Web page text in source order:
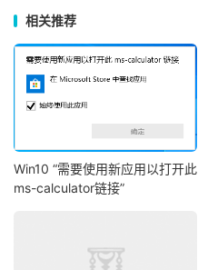
相关推荐
Win10 “需要使用新应用以打开此
ms-calculator链接”